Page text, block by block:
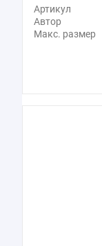
Артикул
Автор
Макс. размер